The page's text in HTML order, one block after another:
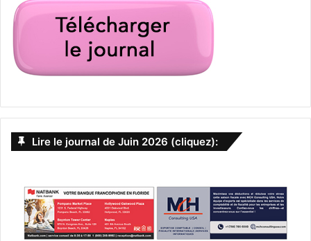
Lire le journal de Juin 2026 (cliquez):